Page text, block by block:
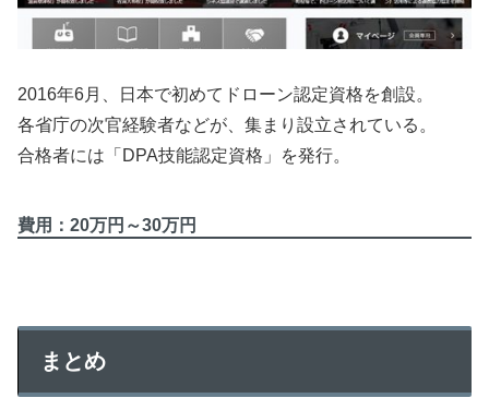
2016年6月、日本で初めてドローン認定資格を創設。
各省庁の次官経験者などが、集まり設立されている。
合格者には「DPA技能認定資格」を発行。
費用：20万円～30万円
まとめ